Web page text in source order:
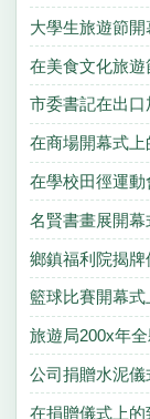
大學生旅遊節開
在美食文化旅
市委書記在出
在商場開幕式上
在學校田徑運
名賢書畫展開幕
鄉鎮福利院揭
籃球比賽開幕式
旅遊局200x年
公司捐贈水泥儀
在捐贈儀式上的